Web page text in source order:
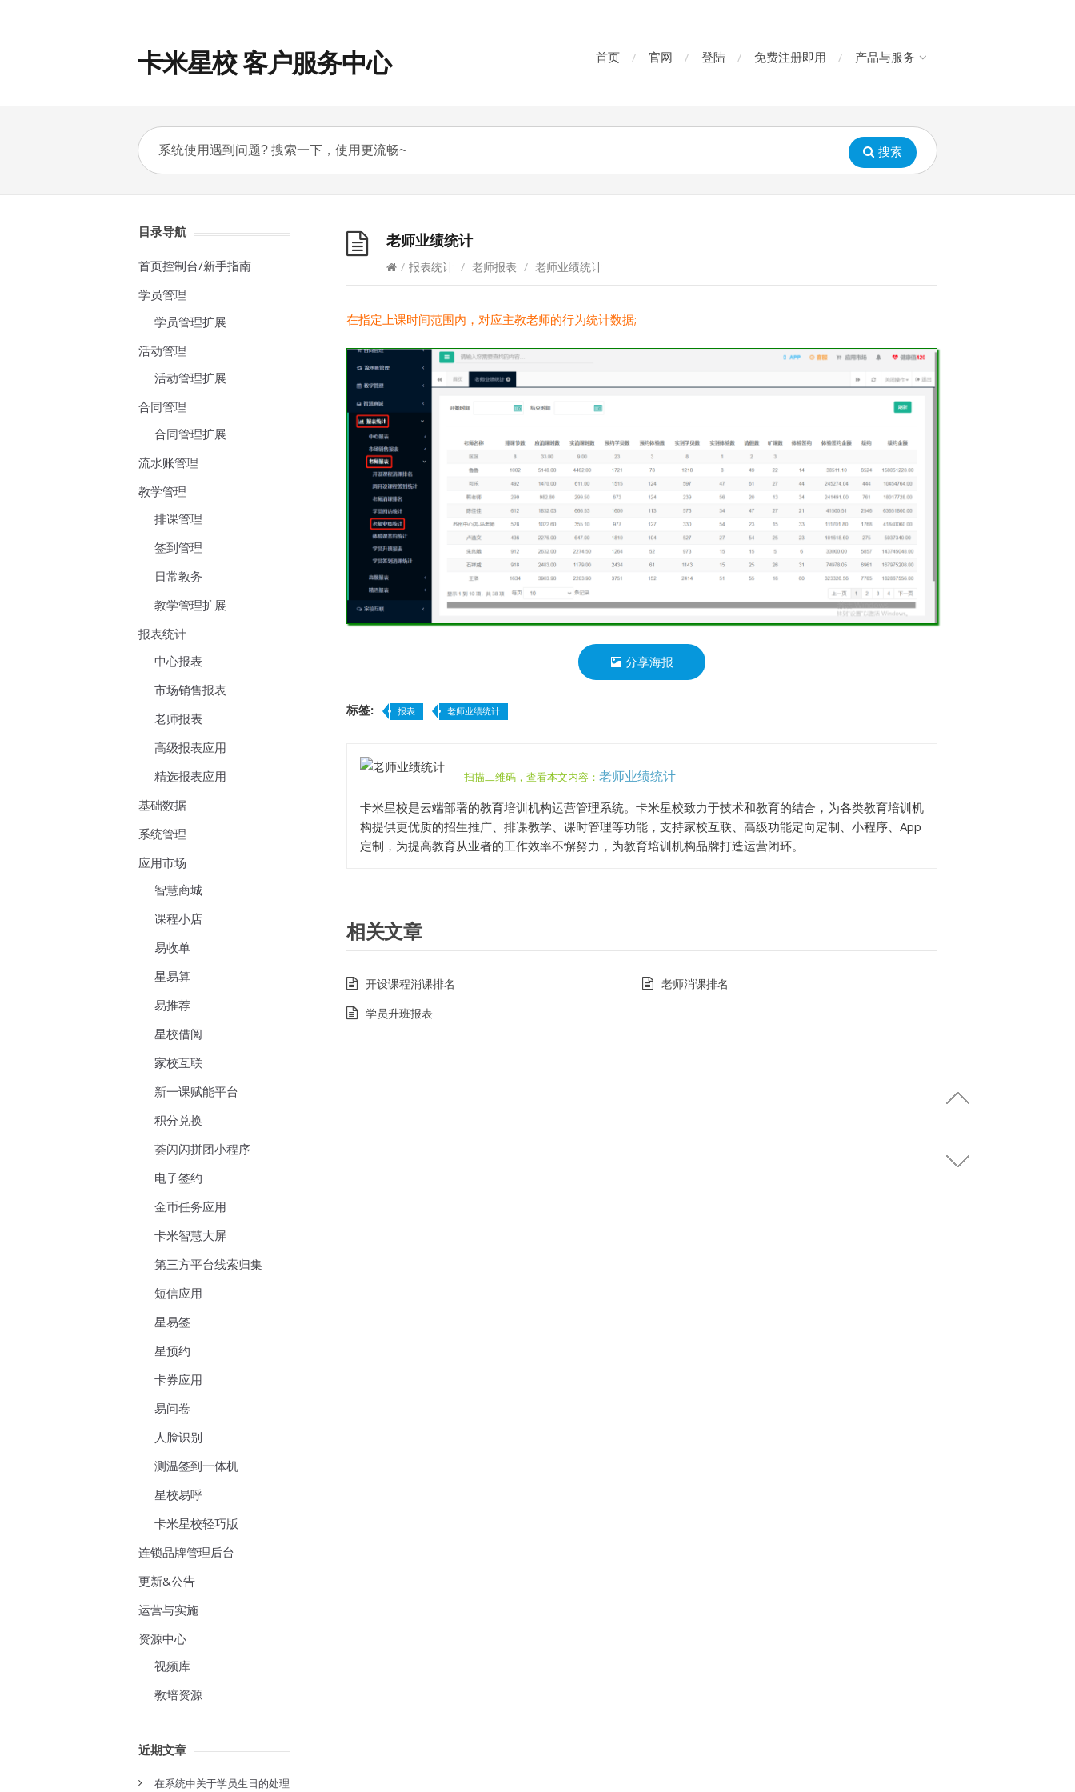
卡米星校 客户服务中心 首页 官网 登陆 免费注册即用 产品与服务
搜索
目录导航
首页控制台/新手指南
学员管理
学员管理扩展
活动管理
活动管理扩展
合同管理
合同管理扩展
流水账管理
教学管理
排课管理
签到管理
日常教务
教学管理扩展
报表统计
中心报表
市场销售报表
老师报表
高级报表应用
精选报表应用
基础数据
系统管理
应用市场
智慧商城
课程小店
易收单
星易算
易推荐
星校借阅
家校互联
新一课赋能平台
积分兑换
荟闪闪拼团小程序
电子签约
金币任务应用
卡米智慧大屏
第三方平台线索归集
短信应用
星易签
星预约
卡券应用
易问卷
人脸识别
测温签到一体机
星校易呼
卡米星校轻巧版
连锁品牌管理后台
更新&公告
运营与实施
资源中心
视频库
教培资源
近期文章
在系统中关于学员生日的处理
老师业绩统计
/ 报表统计 / 老师报表 / 老师业绩统计
在指定上课时间范围内，对应主教老师的行为统计数据;
分享海报
标签: 报表 老师业绩统计
扫描二维码，查看本文内容： 老师业绩统计
卡米星校是云端部署的教育培训机构运营管理系统。卡米星校致力于技术和教育的结合，为各类教育培训机
构提供更优质的招生推广、排课教学、课时管理等功能，支持家校互联、高级功能定向定制、小程序、App
定制，为提高教育从业者的工作效率不懈努力，为教育培训机构品牌打造运营闭环。
相关文章
开设课程消课排名
老师消课排名
学员升班报表